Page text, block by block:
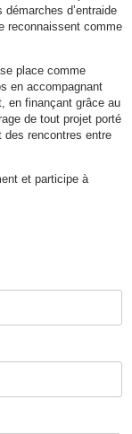
d’entraide
reconnaissent comme
place comme
en accompagnant
en finançant grâce au
de tout projet porté
des rencontres entre
et participe à